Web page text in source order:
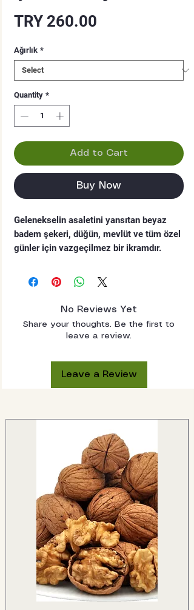
TRY 260.00
Ağırlık *
Quantity *
Add to Cart
Buy Now
Gelenekselin asaletini yansıtan beyaz
badem şekeri, düğün, mevlüt ve tüm özel
günler için vazgeçilmez bir ikramdır.
tatlı ikramlar arasında her zaman ilk
sıradadır.
✔️ Klasik ve zamansız renk
✔️ Her konsepte uyum sağlar
No Reviews Yet
Share your thoughts. Be the first to
leave a review.
Leave a Review